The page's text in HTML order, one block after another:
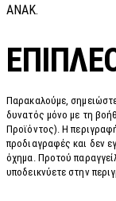
ANAK.
Παρακαλούμε,
δυνατός μόνο με τη
Προϊόντος). Η
προδιαγραφές και δεν
όχημα. Προτού
υποδεικνύετε στην